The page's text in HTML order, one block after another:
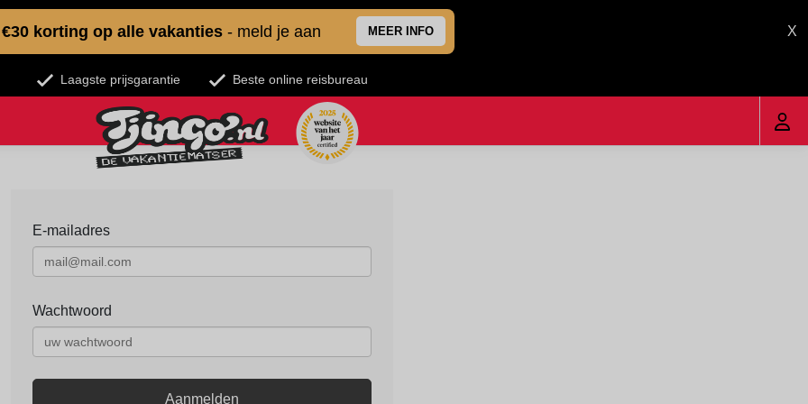
€30 korting op alle vakanties - meld je aan MEER INFO X
Laagste prijsgarantie Beste online reisbureau
E-mailadres
Wachtwoord
Aanmelden